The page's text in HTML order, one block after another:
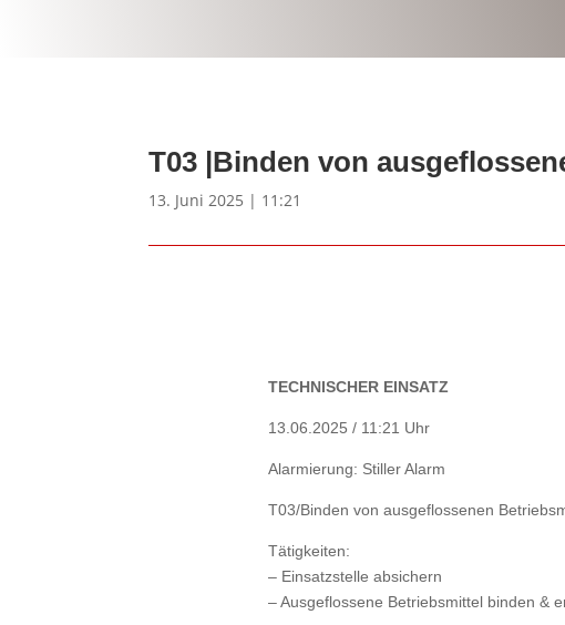
T03 |Binden von
13. Juni 2025 | 11:21
TECHNISCHER EINSATZ
13.06.2025 / 11:21 Uhr
Alarmierung: Stiller Alarm
T03/Binden von ausgeflossenen
Tätigkeiten:
– Einsatzstelle absichern
– ⁠Ausgeflossene Betriebsmittel binden &